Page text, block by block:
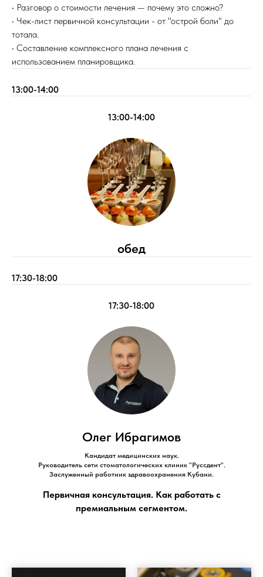
• Разговор о стоимости лечения — почему это сложно?
• Чек-лист первичной консультации - от "острой боли" до
тотала.
• Составление комплексного плана лечения с
использованием планировщика.
13:00-14:00
13:00-14:00
обед
17:30-18:00
17:30-18:00
Олег Ибрагимов
Кандидат медицинских наук.
Руководитель сети стоматологических клиник "Руссдент".
Заслуженный работник здравоохранения Кубани.
Первичная консультация. Как работать с
премиальным сегментом.